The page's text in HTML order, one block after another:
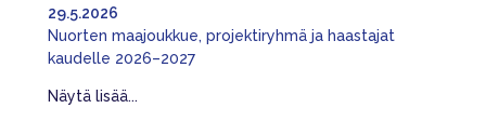
Nuorten maajoukkue, projektiryhmä ja haastajat
kaudelle 2026–2027
29.5.2026
Näytä lisää...